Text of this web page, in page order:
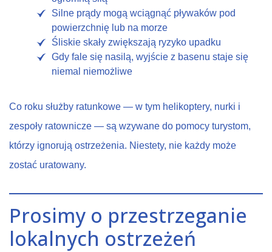
Silne prądy mogą wciągnąć pływaków pod
powierzchnię lub na morze
Śliskie skały zwiększają ryzyko upadku
Gdy fale się nasilą, wyjście z basenu staje się
niemal niemożliwe
Co roku służby ratunkowe — w tym helikoptery, nurki i
zespoły ratownicze — są wzywane do pomocy turystom,
którzy ignorują ostrzeżenia. Niestety, nie każdy może
zostać uratowany.
Prosimy o przestrzeganie
lokalnych ostrzeżeń